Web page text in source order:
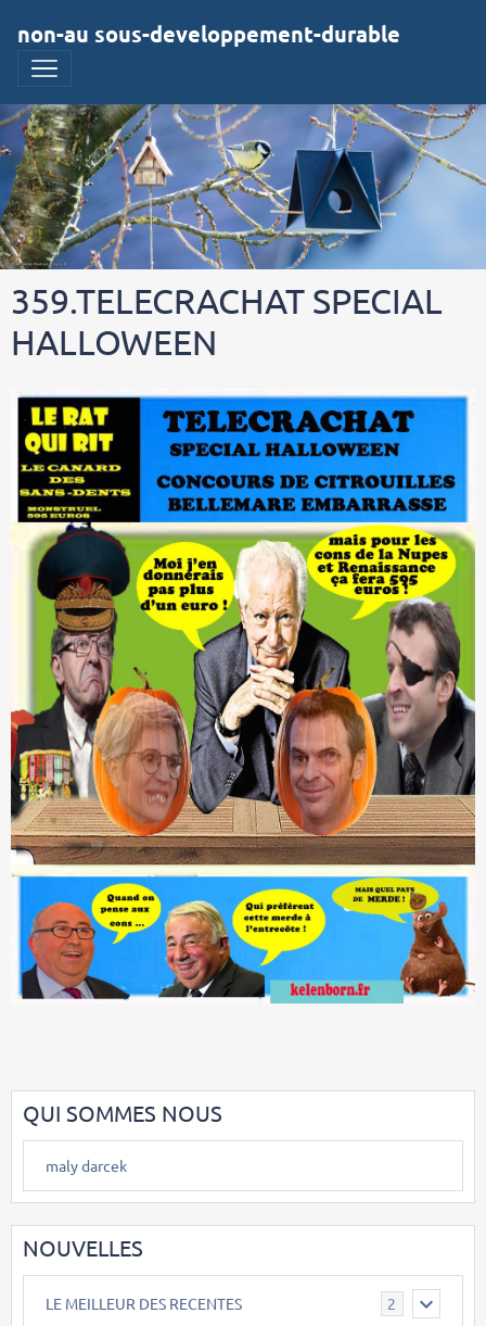
non-au sous-developpement-durable
359.TELECRACHAT SPECIAL
HALLOWEEN
QUI SOMMES NOUS
maly darcek
NOUVELLES
LE MEILLEUR DES RECENTES 2